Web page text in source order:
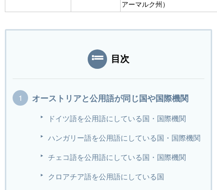
アーマルク州）
目次
オーストリアと公用語が同じ国や国際機関
ドイツ語を公用語にしている国・国際機関
ハンガリー語を公用語にしている国・国際機関
チェコ語を公用語にしている国・国際機関
クロアチア語を公用語にしている国